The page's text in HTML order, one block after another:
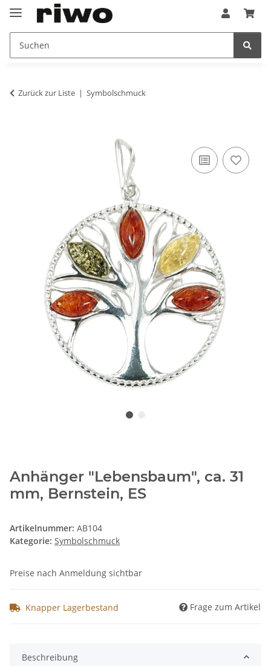
Zurück zur Liste Symbolschmuck
Anhänger "Lebensbaum", ca. 31
mm, Bernstein, ES
Artikelnummer: AB104
Kategorie: Symbolschmuck
Preise nach Anmeldung sichtbar
Knapper Lagerbestand Frage zum Artikel
Beschreibung